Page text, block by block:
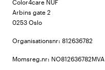
Color4care NUF
Arbins gate 2
0253 Oslo
Organisationsnr: 812636782
Momsreg.nr: NO812636782MVA